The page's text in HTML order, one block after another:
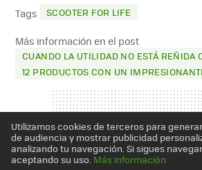
MAIL
Tags SCOOTER FOR LIFE
Más información en el post
CUANDO LA UTILIDAD NO ESTÁ REÑIDA
12 PRODUCTOS CON UN
Utilizamos cookies de terceros para
de audiencia y mostrar publicidad
analizando tu navegación. Si sigues
aceptando su uso. Más información